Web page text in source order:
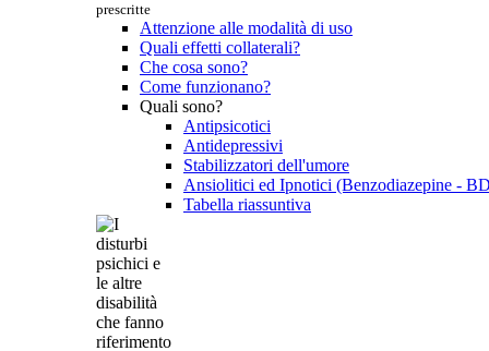
prescritte
Attenzione alle modalità di uso
Quali effetti collaterali?
Che cosa sono?
Come funzionano?
Quali sono?
Antipsicotici
Antidepressivi
Stabilizzatori dell'umore
Ansiolitici ed Ipnotici (Benzodiazepine -
Tabella riassuntiva